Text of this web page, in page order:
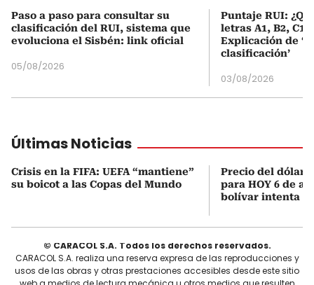
Paso a paso para consultar su
clasificación del RUI, sistema que
evoluciona el Sisbén: link oficial
05/08/2026
Puntaje RUI:
letras A1, B2, C1
Explicación de
clasificación’
03/08/2026
Últimas Noticias
Crisis en la FIFA: UEFA “mantiene”
su boicot a las Copas del Mundo
Precio del dólar
para HOY 6 de
bolívar intenta
© CARACOL S.A. Todos los derechos reservados.
CARACOL S.A. realiza una reserva expresa de las reproducciones y
usos de las obras y otras prestaciones accesibles desde este sitio